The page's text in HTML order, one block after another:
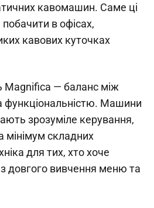
кавомашин. Саме ці
в офісах,
кавових куточках
Magnifica — баланс між
функціональністю. Машини
зрозуміле керування,
мінімум складних
для тих, хто хоче
довгого вивчення меню та